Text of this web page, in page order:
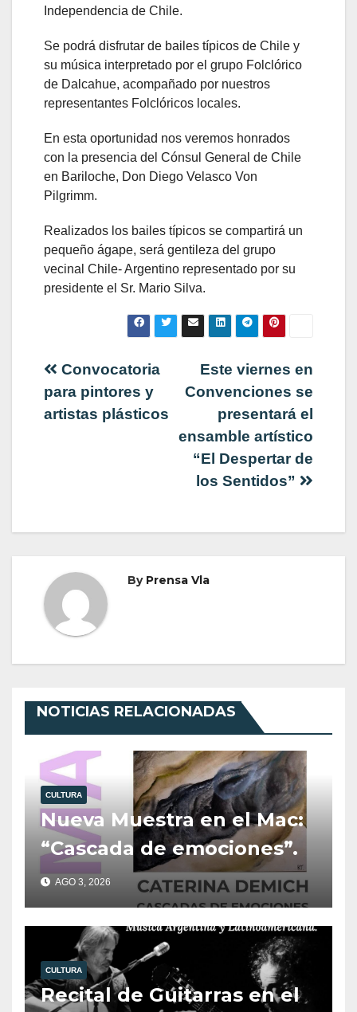
Independencia de Chile.
Se podrá disfrutar de bailes típicos de Chile y
su música interpretado por el grupo Folclórico
de Dalcahue, acompañado por nuestros
representantes Folclóricos locales.
En esta oportunidad nos veremos honrados
con la presencia del Cónsul General de Chile
en Bariloche, Don Diego Velasco Von
Pilgrimm.
Realizados los bailes típicos se compartirá un
pequeño ágape, será gentileza del grupo
vecinal Chile- Argentino representado por su
presidente el Sr. Mario Silva.
Navegación
de
Este viernes en
Convenciones se
presentará el
ensamble artístico
“El Despertar de
los Sentidos”
Convocatoria
para pintores y
artistas plásticos
By Prensa Vla
NOTICIAS RELACIONADAS
CULTURA
Nueva Muestra en el Mac:
“Cascada de emociones”.
AGO 3, 2026
CULTURA
Recital de Guitarras en el